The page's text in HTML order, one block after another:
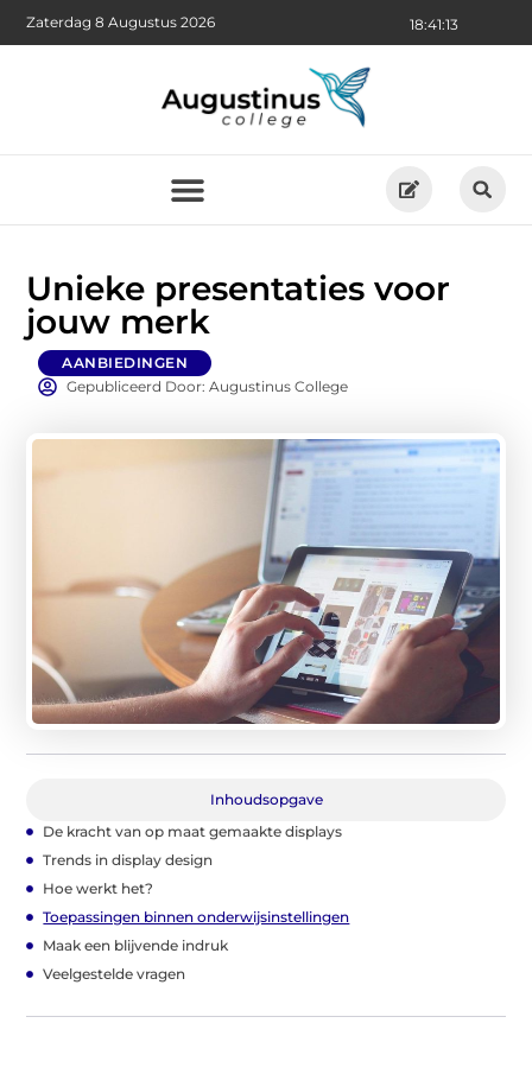
18:41:14
Zaterdag 8 Augustus 2026
Unieke presentaties voor
jouw merk
AANBIEDINGEN
Gepubliceerd Door: Augustinus College
Inhoudsopgave
De kracht van op maat gemaakte displays
Trends in display design
Hoe werkt het?
Toepassingen binnen onderwijsinstellingen
Maak een blijvende indruk
Veelgestelde vragen